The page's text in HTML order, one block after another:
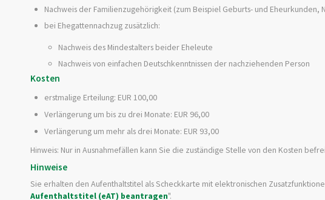
Nachweis der Familienzugehörigkeit (zum Beispiel Geburts- und
bei Ehegattennachzug zusätzlich:
Nachweis des Mindestalters beider Eheleute
Nachweis von einfachen Deutschkenntnissen der nachziehenden Person
Kosten
erstmalige Erteilung: EUR 100,00
Verlängerung um bis zu drei Monate: EUR 96,00
Verlängerung um mehr als drei Monate: EUR 93,00
Hinweis: Nur in Ausnahmefällen kann Sie die zuständige Stelle von den Kosten
Hinweise
Sie erhalten den Aufenthaltstitel als Scheckkarte mit elektronischen
Aufenthaltstitel (eAT) beantragen".